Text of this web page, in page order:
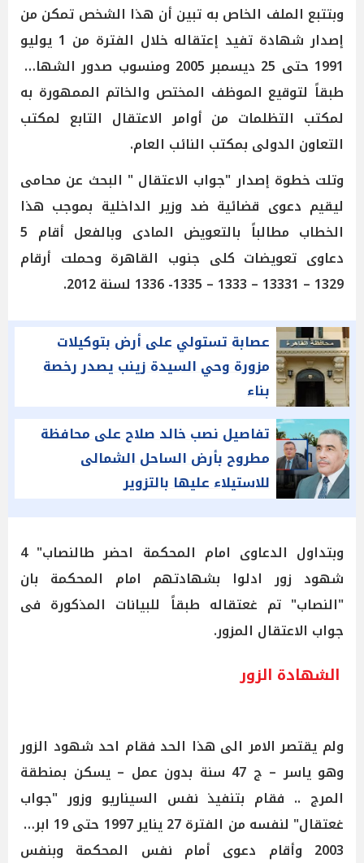
وبتتبع الملف الخاص به تبين أن هذا الشخص تمكن من
إصدار شهادة تفيد إعتقاله خلال الفترة من 1 يوليو
1991 حتى 25 ديسمبر 2005 ومنسوب صدور الشهادة
طبقاً لتوقيع الموظف المختص والخاتم الممهورة به
لمكتب التظلمات من أوامر الاعتقال التابع لمكتب
التعاون الدولى بمكتب النائب العام.
وتلت خطوة إصدار "جواب الاعتقال " البحث عن محامى
ليقيم دعوى قضائية ضد وزير الداخلية بموجب هذا
الخطاب مطالباً بالتعويض المادى وبالفعل أقام 5
دعاوى تعويضات كلى جنوب القاهرة وحملت أرقام
1329 – 13331 – 1333 – 1335- 1336 لسنة 2012.
عصابة تستولي على أرض بتوكيلات
مزورة وحي السيدة زينب يصدر رخصة
بناء
تفاصيل نصب خالد صلاح على محافظة
مطروح بأرض الساحل الشمالى
للاستيلاء عليها بالتزوير
وبتداول الدعاوى امام المحكمة احضر طالنصاب" 4
شهود زور ادلوا بشهادتهم امام المحكمة بان
"النصاب" تم غعتقاله طبقاً للبيانات المذكورة فى
جواب الاعتقال المزور.
الشهادة الزور
ولم يقتصر الامر الى هذا الحد فقام احد شهود الزور
وهو ياسر – ج 47 سنة بدون عمل – يسكن بمنطقة
المرج .. فقام بتنفيذ نفس السيناريو وزور "جواب
غعتقال" لنفسه من الفترة 27 يناير 1997 حتى 19 ابريل
2003 وأقام دعوى أمام نفس المحكمة وبنفس